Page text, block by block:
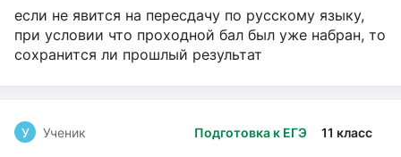
если не явится на пересдачу по русскому языку,
при условии что проходной бал был уже набран, то
сохранится ли прошлый результат
Подготовка к ЕГЭ 11 класс
У Ученик